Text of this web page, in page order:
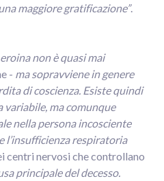
maggiore gratificazione”.
non è quasi mai
- ma sopravviene in genere
di coscienza. Esiste quindi
variabile, ma comunque
nella persona incosciente
l’insufficienza respiratoria
centri nervosi che controllano
principale del decesso.